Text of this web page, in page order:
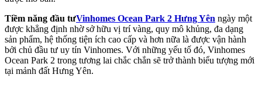
Tiềm năng đầu tưVinhomes Ocean Park 2 Hưng Yên ngày một
được khẳng định nhờ sở hữu vị trí vàng, quy mô khủng, đa dạng
sản phẩm, hệ thống tiện ích cao cấp và hơn nữa là được vận hành
bởi chủ đầu tư uy tín Vinhomes. Với những yếu tố đó, Vinhomes
Ocean Park 2 trong tương lai chắc chắn sẽ trở thành biểu tượng mới
tại mảnh đất Hưng Yên.